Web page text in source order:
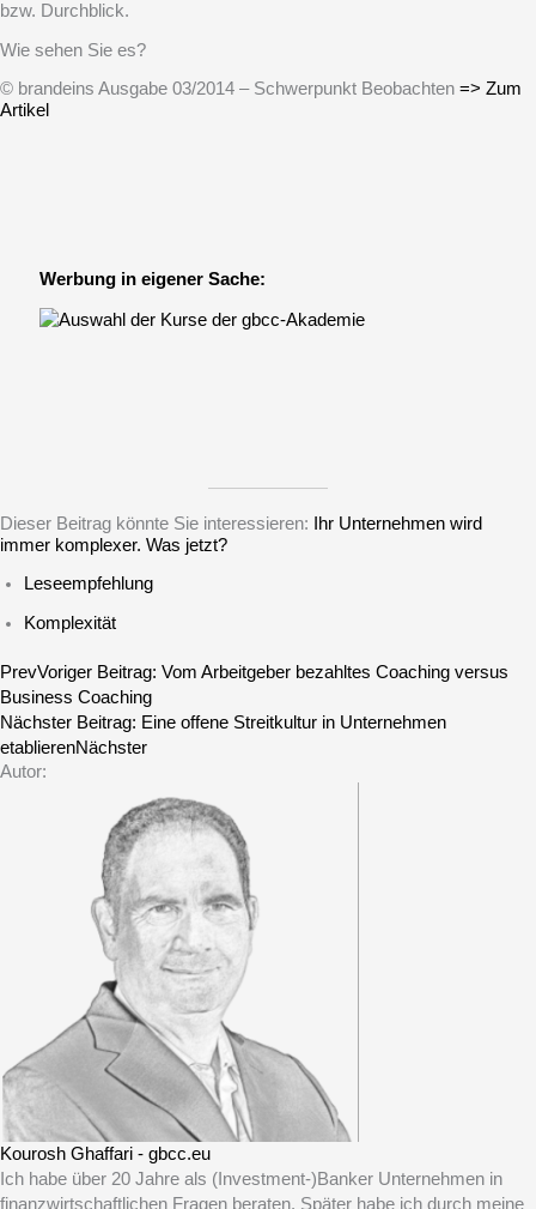
bzw. Durchblick.
Wie sehen Sie es?
© brandeins Ausgabe 03/2014 – Schwerpunkt Beobachten => Zum
Artikel
Werbung in eigener Sache:
Dieser Beitrag könnte Sie interessieren:
Ihr Unternehmen wird
immer komplexer. Was jetzt?
Leseempfehlung
Komplexität
PrevVoriger Beitrag: Vom Arbeit­geber bezahltes Coaching versus
Business Coaching
Nächster Beitrag: Eine offene Streitkultur in Unternehmen
etablierenNächster
Autor:
Kourosh Ghaffari - gbcc.eu
Ich habe über 20 Jahre als (Investment-)Banker Unternehmen in
finanzwirtschaftlichen Fragen beraten. Später habe ich durch meine